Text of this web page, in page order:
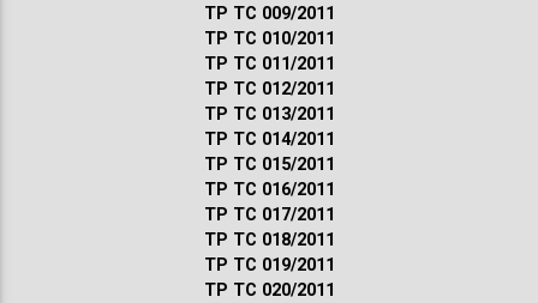
ТР ТС 009/2011
ТР ТС 010/2011
ТР ТС 011/2011
ТР ТС 012/2011
ТР ТС 013/2011
ТР ТС 014/2011
ТР ТС 015/2011
ТР ТС 016/2011
ТР ТС 017/2011
ТР ТС 018/2011
ТР ТС 019/2011
ТР ТС 020/2011